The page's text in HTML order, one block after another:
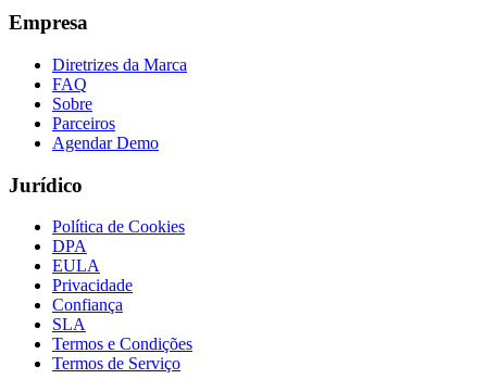
Empresa
Diretrizes da Marca
FAQ
Sobre
Parceiros
Agendar Demo
Jurídico
Política de Cookies
DPA
EULA
Privacidade
Confiança
SLA
Termos e Condições
Termos de Serviço